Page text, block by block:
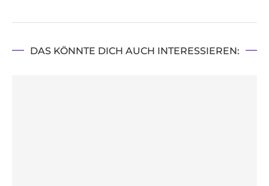
DAS KÖNNTE DICH AUCH INTERESSIEREN: